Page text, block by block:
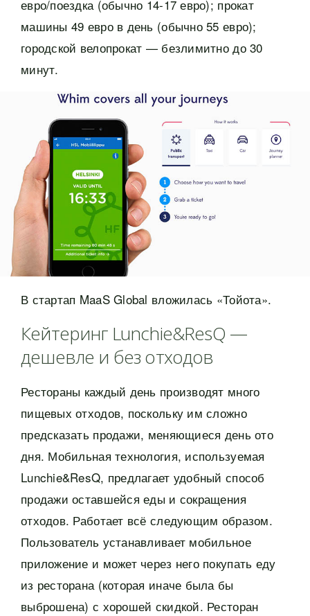
евро/поездка (обычно 14-17 евро); прокат
машины 49 евро в день (обычно 55 евро);
городской велопрокат — безлимитно до 30
минут.
В стартап MaaS Global вложилась «Тойота».
Кейтеринг Lunchie&ResQ —
дешевле и без отходов
Рестораны каждый день производят много
пищевых отходов, поскольку им сложно
предсказать продажи, меняющиеся день ото
дня. Мобильная технология, используемая
Lunchie&ResQ, предлагает удобный способ
продажи оставшейся еды и сокращения
отходов. Работает всё следующим образом.
Пользователь устанавливает мобильное
приложение и может через него покупать еду
из ресторана (которая иначе была бы
выброшена) с хорошей скидкой. Ресторан